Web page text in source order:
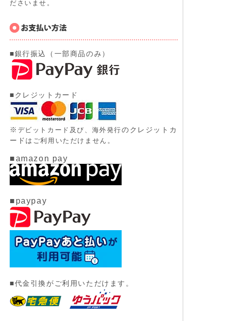
ださいませ。
■銀行振込（一部商品のみ）
■クレジットカード
※ デビットカード及び、 海外発行のクレジットカ
ード はご利用いただけません。
■amazon pay
■paypay
■代金引換がご利用いただけます。